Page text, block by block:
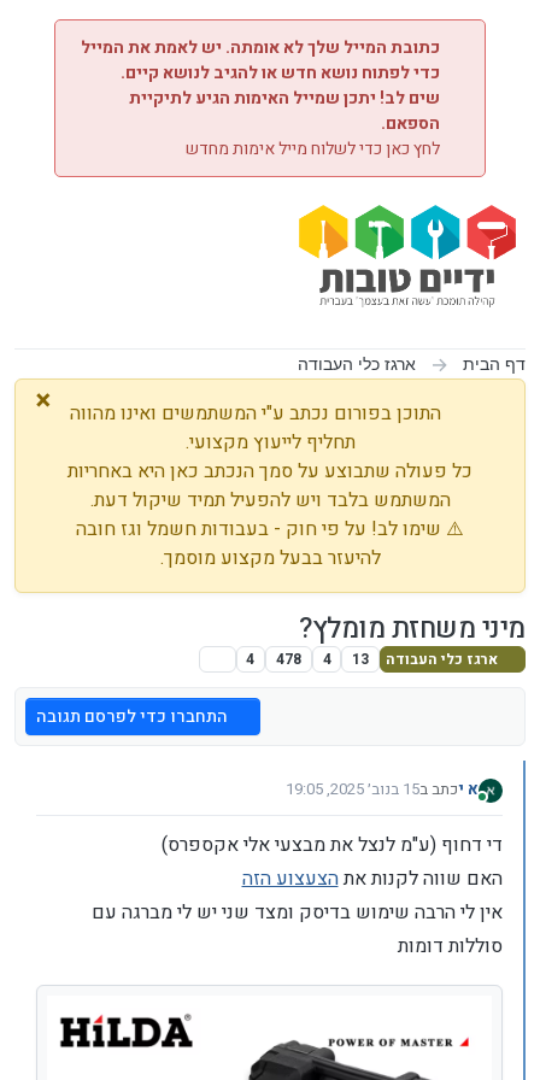
דילוג לתוכן
כתובת המייל שלך לא אומתה. יש לאמת את המייל
כדי לפתוח נושא חדש או להגיב לנושא קיים.
שים לב! יתכן שמייל האימות הגיע לתיקיית
הספאם.
לחץ כאן כדי לשלוח מייל אימות מחדש
דף הבית ארגז כלי העבודה
×
התוכן בפורום נכתב ע"י המשתמשים ואינו מהווה
תחליף לייעוץ מקצועי.
כל פעולה שתבוצע על סמך הנכתב כאן היא באחריות
המשתמש בלבד ויש להפעיל תמיד שיקול דעת.
⚠️ שימו לב! על פי חוק - בעבודות חשמל וגז חובה
להיעזר בבעל מקצוע מוסמך.
מיני משחזת מומלץ?
ארגז כלי העבודה 13
4
478
4
התחברו כדי לפרסם תגובה
מחובר
א יכתב ב15 בנוב׳ 2025, 19:05
נערך לאחרונה על ידי
די דחוף (ע"מ לנצל את מבצעי אלי אקספרס)
האם שווה לקנות אתהצעצוע הזה
אין לי הרבה שימוש בדיסק ומצד שני יש לי מברגה עם
סוללות דומות